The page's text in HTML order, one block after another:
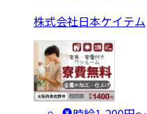
株式会社日本ケイテム